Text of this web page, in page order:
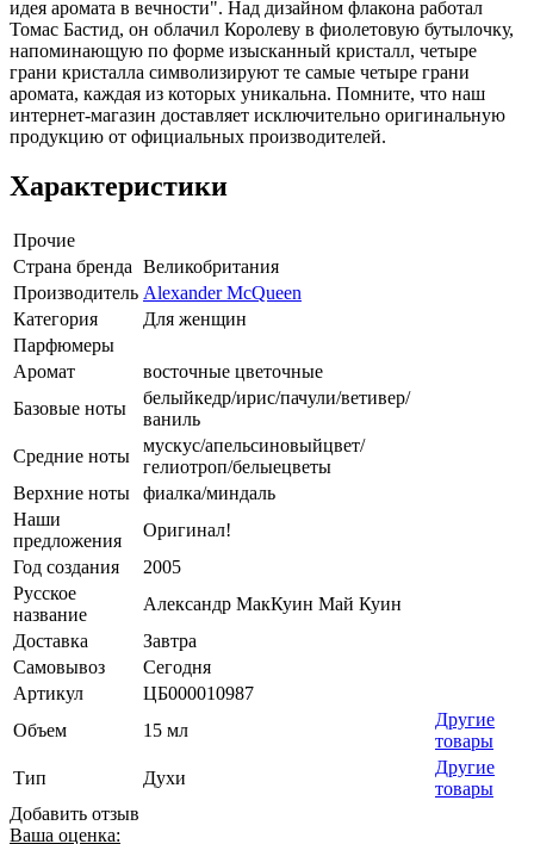
идея аромата в вечности". Над дизайном флакона работал
Томас Бастид, он облачил Королеву в фиолетовую бутылочку,
напоминающую по форме изысканный кристалл, четыре
грани кристалла символизируют те самые четыре грани
аромата, каждая из которых уникальна. Помните, что наш
интернет-магазин доставляет исключительно оригинальную
продукцию от официальных производителей.
Характеристики
Прочие
Страна бренда Великобритания
Производитель Alexander McQueen
Категория
Для женщин
Парфюмеры
Аромат
восточные цветочные
Базовые ноты
белыйкедр/ирис/пачули/ветивер/
ваниль
Средние ноты
мускус/апельсиновыйцвет/
гелиотроп/белыецветы
Верхние ноты
фиалка/миндаль
Наши
предложения
Оригинал!
Год создания
2005
Русское
название
Александр МакКуин Май Куин
Доставка
Завтра
Самовывоз
Сегодня
Артикул
ЦБ000010987
Объем
15 мл
Другие
товары
Тип
Духи
Другие
товары
Добавить отзыв
Ваша оценка: